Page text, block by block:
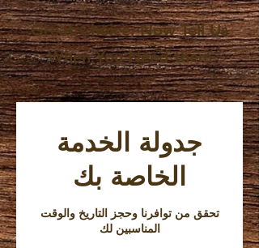
Great Choice, Now Tell Us
When You Need them
جدولة الخدمة
الخاصة بك
تحقق من توافرنا وحجز التاريخ والوقت
المناسبين لك